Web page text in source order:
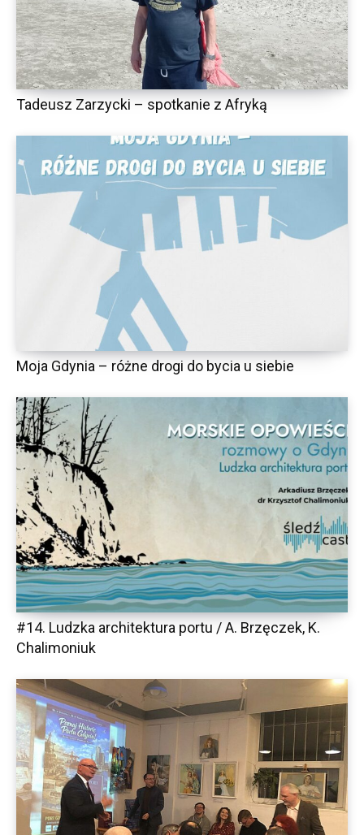
Tadeusz Zarzycki – spotkanie z Afryką
Moja Gdynia – różne drogi do bycia u siebie
#14. Ludzka architektura portu / A. Brzęczek, K.
Chalimoniuk